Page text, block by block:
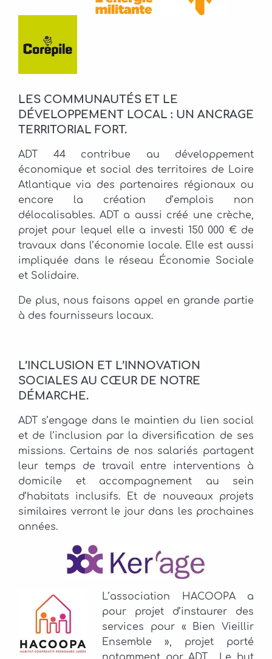
LES COMMUNAUTÉS ET LE
DÉVELOPPEMENT LOCAL : UN ANCRAGE
TERRITORIAL FORT.
ADT 44 contribue au développement
économique et social des territoires de Loire
Atlantique via des partenaires régionaux ou
encore la création d’emplois non
délocalisables. ADT a aussi créé une crèche,
projet pour lequel elle a investi 150 000 € de
travaux dans l’économie locale. Elle est aussi
impliquée dans le réseau Économie Sociale
et Solidaire.
De plus, nous faisons appel en grande partie
à des fournisseurs locaux.
L’INCLUSION ET L’INNOVATION
SOCIALES AU CŒUR DE NOTRE
DÉMARCHE.
ADT s’engage dans le maintien du lien social
et de l’inclusion par la diversification de ses
missions. Certains de nos salariés partagent
leur temps de travail entre interventions à
domicile et accompagnement au sein
d’habitats inclusifs. Et de nouveaux projets
similaires verront le jour dans les prochaines
années.
L’association HACOOPA a
pour projet d’instaurer des
services pour « Bien Vieillir
Ensemble », projet porté